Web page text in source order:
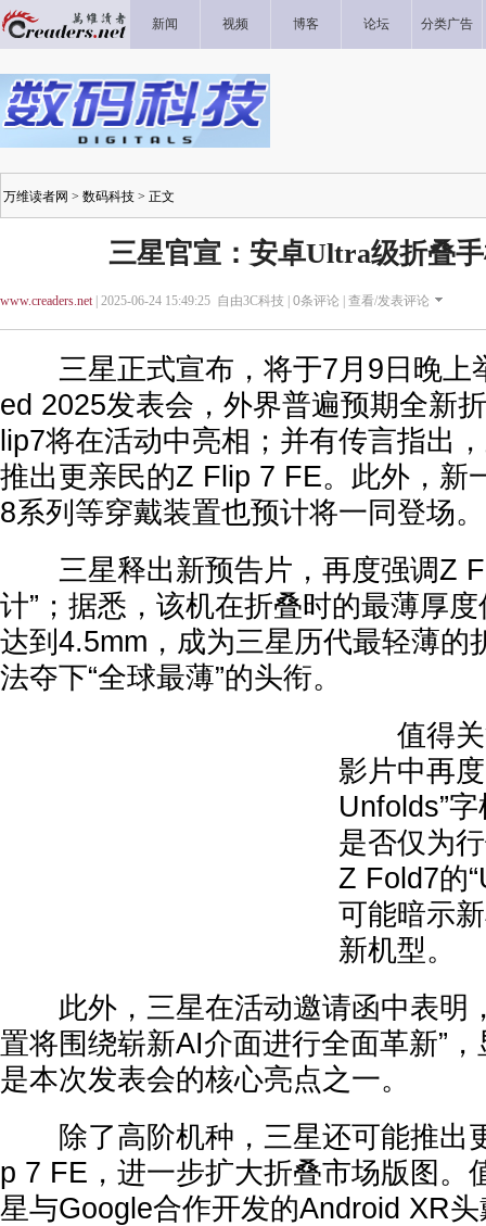
新闻 视频 博客 论坛 分类广告
万维读者网 > 数码科技 > 正文
三星官宣：安卓Ultra级折叠
www.creaders.net| 2025-06-24 15:49:25 自由3C科技 | 0条评论 | 查看/发表评论
三星正式宣布，将于7月9日晚上
ed 2025发表会，外界普遍预期全新
lip7将在活动中亮相；并有传言指出
推出更亲民的Z Flip 7 FE。此外，新
8系列等穿戴装置也预计将一同登场。
三星释出新预告片，再度强调Z
计”；据悉，该机在折叠时的最薄厚
达到4.5mm，成为三星历代最轻薄的
法夺下“全球最薄”的头衔。
值得关
影片中再
Unfolds”
是否仅为
Z Fold7的
可能暗示
新机型。
此外，三星在活动邀请函中表明
置将围绕崭新AI介面进行全面革新”
是本次发表会的核心亮点之一。
除了高阶机种，三星还可能推出
p 7 FE，进一步扩大折叠市场版图。
星与Google合作开发的Android XR